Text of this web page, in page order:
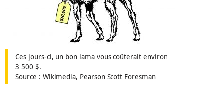
Ces jours-ci, un bon lama vous coûterait environ
3 500 $.
Source : Wikimedia, Pearson Scott Foresman